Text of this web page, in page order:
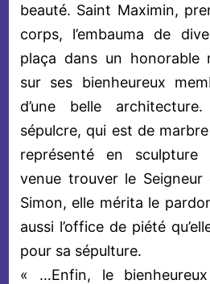
beauté. Saint Maximin,
corps, l’embauma de
plaça dans un honorable
sur ses bienheureux
d’une belle
sépulcre, qui est de
représenté en
venue trouver le
Simon, elle mérita le
aussi l’office de piété
pour sa sépulture.
« …Enfin, le